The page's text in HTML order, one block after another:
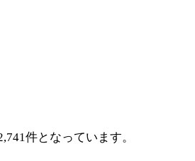
件となっています。